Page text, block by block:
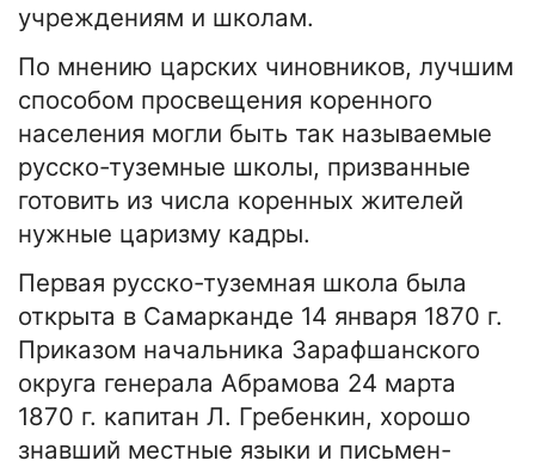
учреждениям и школам.
По мнению царских чиновников, лучшим
способом просвещения коренного
населения могли быть так называемые
русско-туземные школы, призванные
готовить из числа коренных жителей
нужные царизму кадры.
Первая русско-туземная школа была
открыта в Самарканде 14 января 1870 г.
Приказом начальника Зарафшанского
округа генерала Абрамова 24 марта
1870 г. капитан Л. Гребенкин, хорошо
знавший местные языки и письмен-